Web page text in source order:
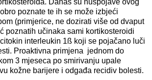
Danas su nuspojave ovog
poznate te ih se može izbjeći
(primjerice, ne dozirati više od dvaput
poznatih učinaka sami kortikosteroidi
interleukin 1ß koji se pojačano luči
Proaktivna primjena jednom do
3 mjeseca po smirivanju upale
kožne barijere i odgađa recidiv bolesti.